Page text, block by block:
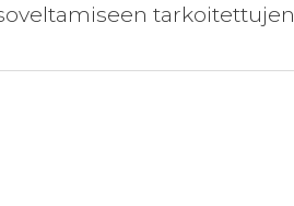
tarkoitettujen